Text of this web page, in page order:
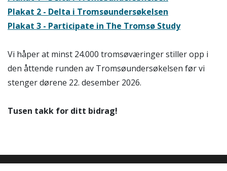
Plakat 2 - Delta i Tromsøundersøkelsen
Plakat 3 - Participate in The Tromsø Study
Vi håper at minst 24.000 tromsøværinger stiller opp i
den åttende runden av Tromsøundersøkelsen før vi
stenger dørene 22. desember 2026.
Tusen takk for ditt bidrag!